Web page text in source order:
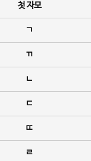
첫 자모
ㄱ
ㄲ
ㄴ
ㄷ
ㄸ
ㄹ